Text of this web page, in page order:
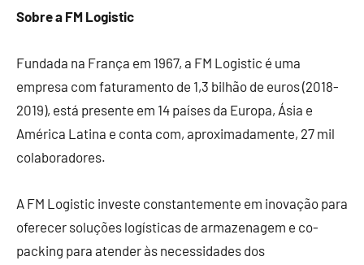
Sobre a FM Logistic
Fundada na França em 1967, a FM Logistic é uma
empresa com faturamento de 1,3 bilhão de euros (2018-
2019), está presente em 14 países da Europa, Ásia e
América Latina e conta com, aproximadamente, 27 mil
colaboradores.
A FM Logistic investe constantemente em inovação para
oferecer soluções logísticas de armazenagem e co-
packing para atender às necessidades dos